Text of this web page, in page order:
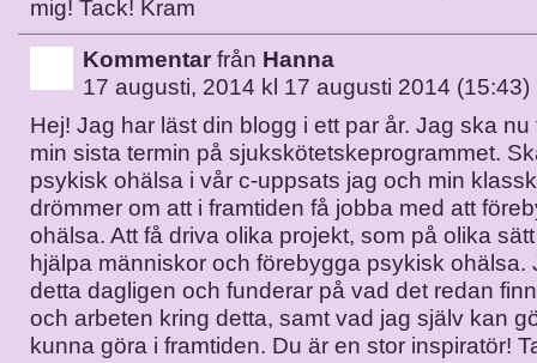
mig! Tack! Kram
Kommentar från Hanna
17 augusti, 2014 kl 17 augusti 2014 (15:43)
Hej! Jag har läst din blogg i ett par år. Jag ska
min sista termin på sjukskötetskeprogrammet.
psykisk ohälsa i vår c-uppsats jag och min
drömmer om att i framtiden få jobba med att
ohälsa. Att få driva olika projekt, som på olika
hjälpa människor och förebygga psykisk ohälsa.
detta dagligen och funderar på vad det redan
och arbeten kring detta, samt vad jag själv kan
kunna göra i framtiden. Du är en stor inspiratör!